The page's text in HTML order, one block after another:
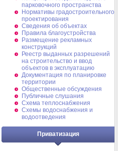
парковочного пространства
Нормативы градостроительного
проектирования
Сведения об объектах
Правила благоустройства
Размещение рекламных
конструкций
Реестр выданных разрешений
на строительство и ввод
объектов в эксплуатацию
Документация по планировке
территории
Общественные обсуждения
Публичные слушания
Схема теплоснабжения
Схемы водоснабжения и
водоотведения
Приватизация